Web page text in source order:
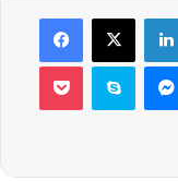
Facebook
X
Pocket Skype